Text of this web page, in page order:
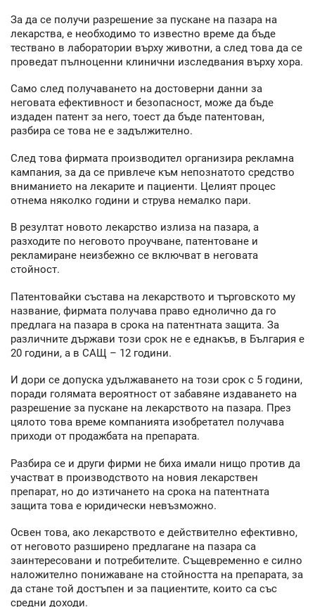
За да се получи разрешение за пускане на пазара на
лекарства, е необходимо то известно време да бъде
тествано в лаборатории върху животни, а след това да се
проведат пълноценни клинични изследвания върху хора.
Само след получаването на достоверни данни за
неговата ефективност и безопасност, може да бъде
издаден патент за него, тоест да бъде патентован,
разбира се това не е задължително.
След това фирмата производител организира рекламна
кампания, за да се привлече към непознатото средство
вниманието на лекарите и пациенти. Целият процес
отнема няколко години и струва немалко пари.
В резултат новото лекарство излиза на пазара, а
разходите по неговото проучване, патентоване и
рекламиране неизбежно се включват в неговата
стойност.
Патентовайки състава на лекарството и търговското му
название, фирмата получава право еднолично да го
предлага на пазара в срока на патентната защита. За
различните държави този срок не е еднакъв, в България е
20 години, а в САЩ – 12 години.
И дори се допуска удължаването на този срок с 5 години,
поради голямата вероятност от забавяне издаването на
разрешение за пускане на лекарството на пазара. През
цялото това време компанията изобретател получава
приходи от продажбата на препарата.
Разбира се и други фирми не биха имали нищо против да
участват в производството на новия лекарствен
препарат, но до изтичането на срока на патентната
защита това е юридически невъзможно.
Освен това, ако лекарството е действително ефективно,
от неговото разширено предлагане на пазара са
заинтересовани и потребителите. Същевременно е силно
наложително понижаване на стойността на препарата, за
да стане той достъпен и за пациентите, които са със
средни доходи.